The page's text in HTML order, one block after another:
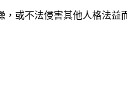
或不法侵害其他人格法